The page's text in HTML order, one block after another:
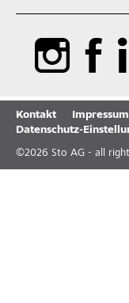
Kontakt Impressum
Datenschutz-
©2026 Sto AG - all